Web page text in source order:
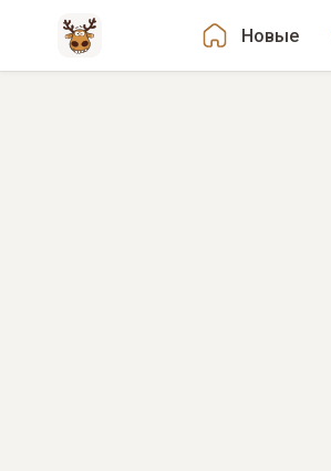
Новые